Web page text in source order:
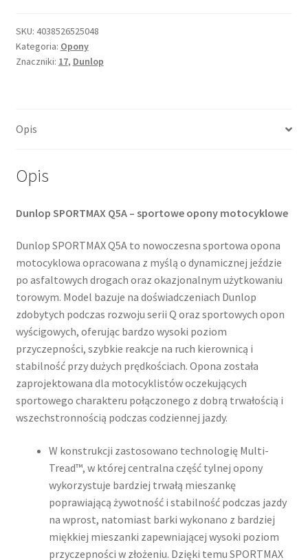
17
(69W)
SPORTMAX
SKU: 4038526525048
Kategoria: Opony
Znaczniki: 17, Dunlop
Opis
Opis
Dunlop SPORTMAX Q5A – sportowe opony motocyklowe
Dunlop SPORTMAX Q5A to nowoczesna sportowa opona
motocyklowa opracowana z myślą o dynamicznej jeździe
po asfaltowych drogach oraz okazjonalnym użytkowaniu
torowym. Model bazuje na doświadczeniach Dunlop
zdobytych podczas rozwoju serii Q oraz sportowych opon
wyścigowych, oferując bardzo wysoki poziom
przyczepności, szybkie reakcje na ruch kierownicą i
stabilność przy dużych prędkościach. Opona została
zaprojektowana dla motocyklistów oczekujących
sportowego charakteru połączonego z dobrą trwałością i
wszechstronnością podczas codziennej jazdy.
W konstrukcji zastosowano technologię Multi-
Tread™, w której centralna część tylnej opony
wykorzystuje bardziej trwałą mieszankę
poprawiającą żywotność i stabilność podczas jazdy
na wprost, natomiast barki wykonano z bardziej
miękkiej mieszanki zapewniającej wysoki poziom
przyczepności w złożeniu. Dzięki temu SPORTMAX